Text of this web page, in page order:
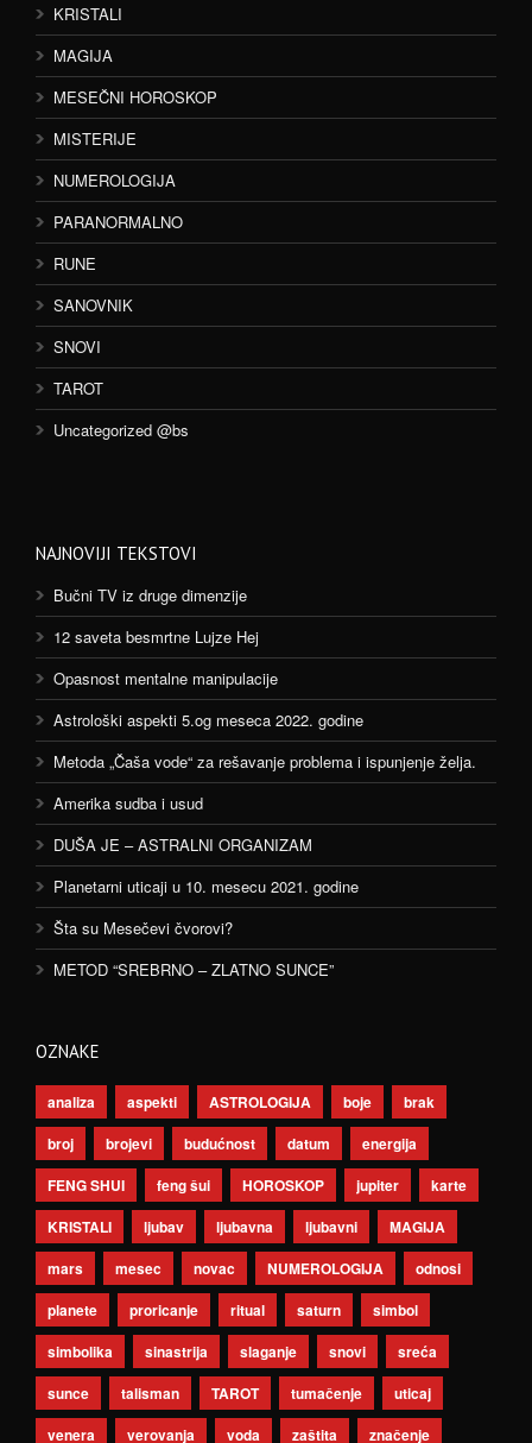
KRISTALI
MAGIJA
MESEČNI HOROSKOP
MISTERIJE
NUMEROLOGIJA
PARANORMALNO
RUNE
SANOVNIK
SNOVI
TAROT
Uncategorized @bs
NAJNOVIJI TEKSTOVI
Bučni TV iz druge dimenzije
12 saveta besmrtne Lujze Hej
Opasnost mentalne manipulacije
Astrološki aspekti 5.og meseca 2022. godine
Metoda „Čaša vode“ za rešavanje problema i ispunjenje želja.
Amerika sudba i usud
DUŠA JE – ASTRALNI ORGANIZAM
Planetarni uticaji u 10. mesecu 2021. godine
Šta su Mesečevi čvorovi?
METOD “SREBRNO – ZLATNO SUNCE”
OZNAKE
analiza aspekti ASTROLOGIJA boje
brak
broj
brojevi budućnost datum
energija
FENG SHUI
feng šui HOROSKOP jupiter
karte
KRISTALI
ljubav ljubavna ljubavni
MAGIJA
mars
mesec novac NUMEROLOGIJA
odnosi
planete
proricanje ritual saturn
simbol
simbolika
sinastrija slaganje snovi
sreća
sunce
talisman TAROT tumačenje
uticaj
venera
verovanja voda zaštita značenje